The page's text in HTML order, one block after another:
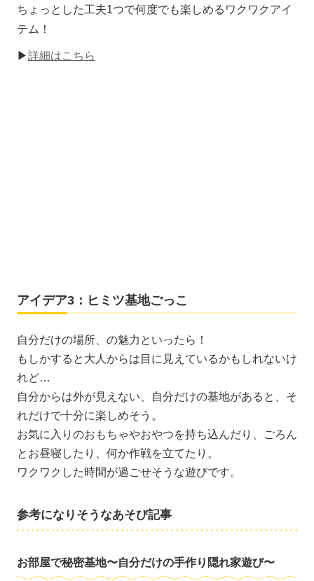
ちょっとした工夫1つで何度でも楽しめるワクワクアイ
テム！
▶詳細はこちら
アイデア3：ヒミツ基地ごっこ
自分だけの場所、の魅力といったら！
もしかすると大人からは目に見えているかもしれないけ
れど…
自分からは外が見えない、自分だけの基地があると、そ
れだけで十分に楽しめそう。
お気に入りのおもちゃやおやつを持ち込んだり、ごろん
とお昼寝したり、何か作戦を立てたり。
ワクワクした時間が過ごせそうな遊びです。
参考になりそうなあそび記事
お部屋で秘密基地〜自分だけの手作り隠れ家遊び〜